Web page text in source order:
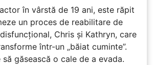
în vârstă de 19 ani, este răpit
un proces de reabilitare de
Chris și Kathryn, care
într-un „băiat cuminte”.
găsească o cale de a evada.